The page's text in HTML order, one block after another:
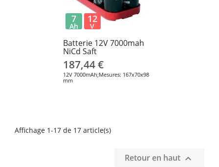
Batterie 12V 7000mah
NiCd Saft
187,44 €
12V 7000mAh;Mesures: 167x70x98
mm
7
Ah
12
V
Affichage 1-17 de 17 article(s)
Retour en haut 